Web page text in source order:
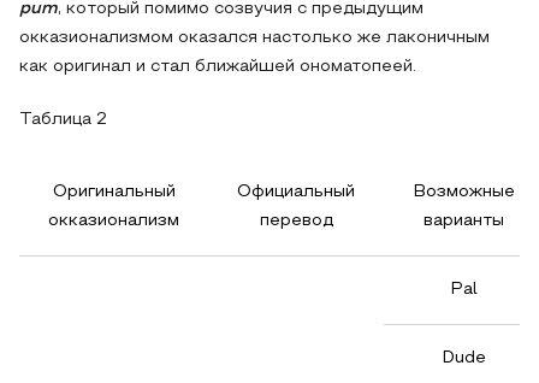
pum, который помимо созвучия с предыдущим
окказионализмом оказался настолько же лаконичным
как оригинал и стал ближайшей ономатопеей.
Таблица 2
Оригинальный
окказионализм
Официальный
перевод
Возможные
варианты
Pal
Dude